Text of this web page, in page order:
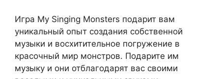
Игра My Singing Monsters подарит вам
уникальный опыт создания собственной
музыки и восхитительное погружение в
красочный мир монстров. Подарите им
музыку и они отблагодарят вас своими